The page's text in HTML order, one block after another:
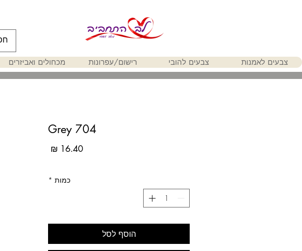
צבעים לאמנות צבעים להובי רישום/עפרונות מכחולים ואביזרים
Grey 704
כמות *
הוסף לסל